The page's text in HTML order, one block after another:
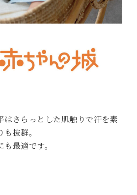
はさらっとした肌触りで汗を素
抜群。
最適です。